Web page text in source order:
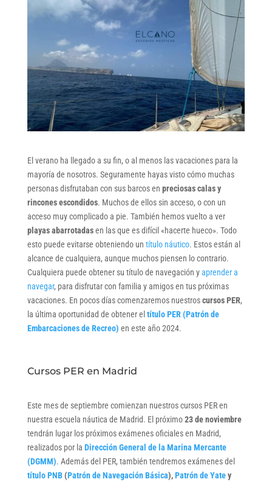
El verano ha llegado a su fin, o al menos las vacaciones para la
mayoría de nosotros. Seguramente hayas visto cómo muchas
personas disfrutaban con sus barcos en preciosas calas y
rincones escondidos. Muchos de ellos sin acceso, o con un
acceso muy complicado a pie. También hemos vuelto a ver
playas abarrotadasen las que es difícil «hacerte hueco». Todo
esto puede evitarse obteniendo un título náutico. Estos están al
alcance de cualquiera, aunque muchos piensen lo contrario.
Cualquiera puede obtener su título de navegación yaprender a
navegar, para disfrutar con familia y amigos en tus próximas
vacaciones. En pocos días comenzaremos nuestroscursos PER,
la última oportunidad de obtener el título PER (Patrón de
Embarcaciones de Recreo) en este año 2024.
Cursos PER en Madrid
Este mes de septiembre comienzan nuestros cursos PER en
nuestra escuela náutica de Madrid. El próximo23 de noviembre
tendrán lugar los próximos exámenes oficiales en Madrid,
realizados por la Dirección General de la Marina Mercante
(DGMM). Además del PER, también tendremos exámenes del
título PNB(Patrón de Navegación Básica),Patrón de Yatey